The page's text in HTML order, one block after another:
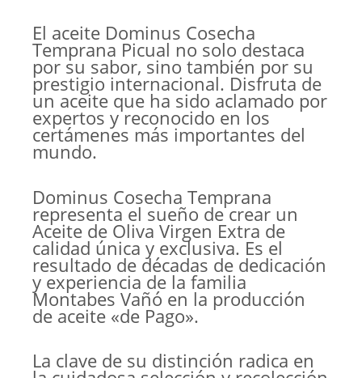
El aceite Dominus Cosecha
Temprana Picual no solo destaca
por su sabor, sino también por su
prestigio internacional. Disfruta de
un aceite que ha sido aclamado por
expertos y reconocido en los
certámenes más importantes del
mundo.
Dominus Cosecha Temprana
representa el sueño de crear un
Aceite de Oliva Virgen Extra de
calidad única y exclusiva. Es el
resultado de décadas de dedicación
y experiencia de la familia
Montabes Vañó en la producción
de aceite «de Pago».
La clave de su distinción radica en